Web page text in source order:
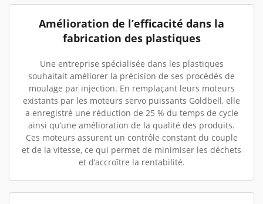
Amélioration de l’efficacité dans la
fabrication des plastiques
Une entreprise spécialisée dans les plastiques
souhaitait améliorer la précision de ses procédés de
moulage par injection. En remplaçant leurs moteurs
existants par les moteurs servo puissants Goldbell, elle
a enregistré une réduction de 25 % du temps de cycle
ainsi qu’une amélioration de la qualité des produits.
Ces moteurs assurent un contrôle constant du couple
et de la vitesse, ce qui permet de minimiser les déchets
et d’accroître la rentabilité.